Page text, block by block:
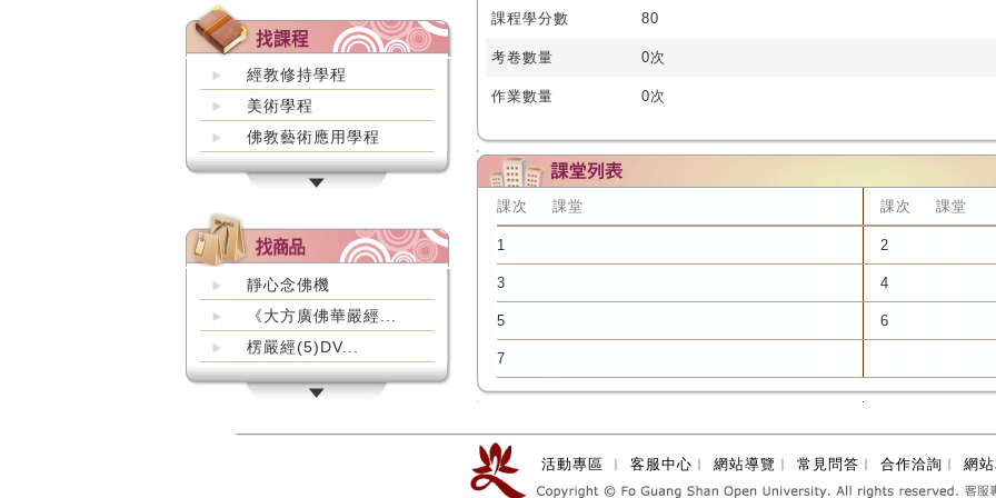
經教修持學程
美術學程
佛教藝術應用學程
靜心念佛機
《大方廣佛華嚴經...
楞嚴經(5)DV...
課程學分數 80
考卷數量 0次
作業數量 0次
課次 課堂 課次 課堂
1 2
3 4
5 6
7
活動專區 ︱ 客服中心 ︱ 網站導覽 ︱ 常見問答 ︱ 合作洽詢 ︱ 網